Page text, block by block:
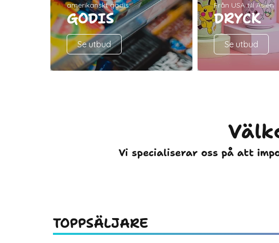
GODIS
amerikanskt godis
Se utbud
DRYCK
Från USA till Asien
Se utbud
Vi specialiserar oss på att
TOPPSÄLJARE